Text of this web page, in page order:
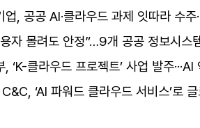
업, 공공 AI·클라우드 과제 잇따라 수주
자 몰려도 안정”…9개 공공 정보시스
, ‘K-클라우드 프로젝트’ 사업 발주
‘AI 파워드 클라우드 서비스’로